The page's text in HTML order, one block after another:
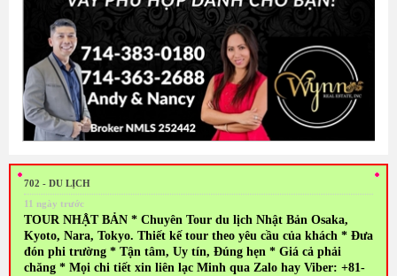
702 - DU LỊCH
11 ngày trước
TOUR NHẬT BẢN * Chuyên Tour du lịch Nhật Bản Osaka,
Kyoto, Nara, Tokyo. Thiết kế tour theo yêu cầu của khách * Đưa
đón phi trường * Tận tâm, Uy tín, Đúng hẹn * Giá cả phải
chăng * Mọi chi tiết xin liên lạc Minh qua Zalo hay Viber: +81-